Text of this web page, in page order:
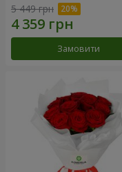
5 449 грн
Замовити